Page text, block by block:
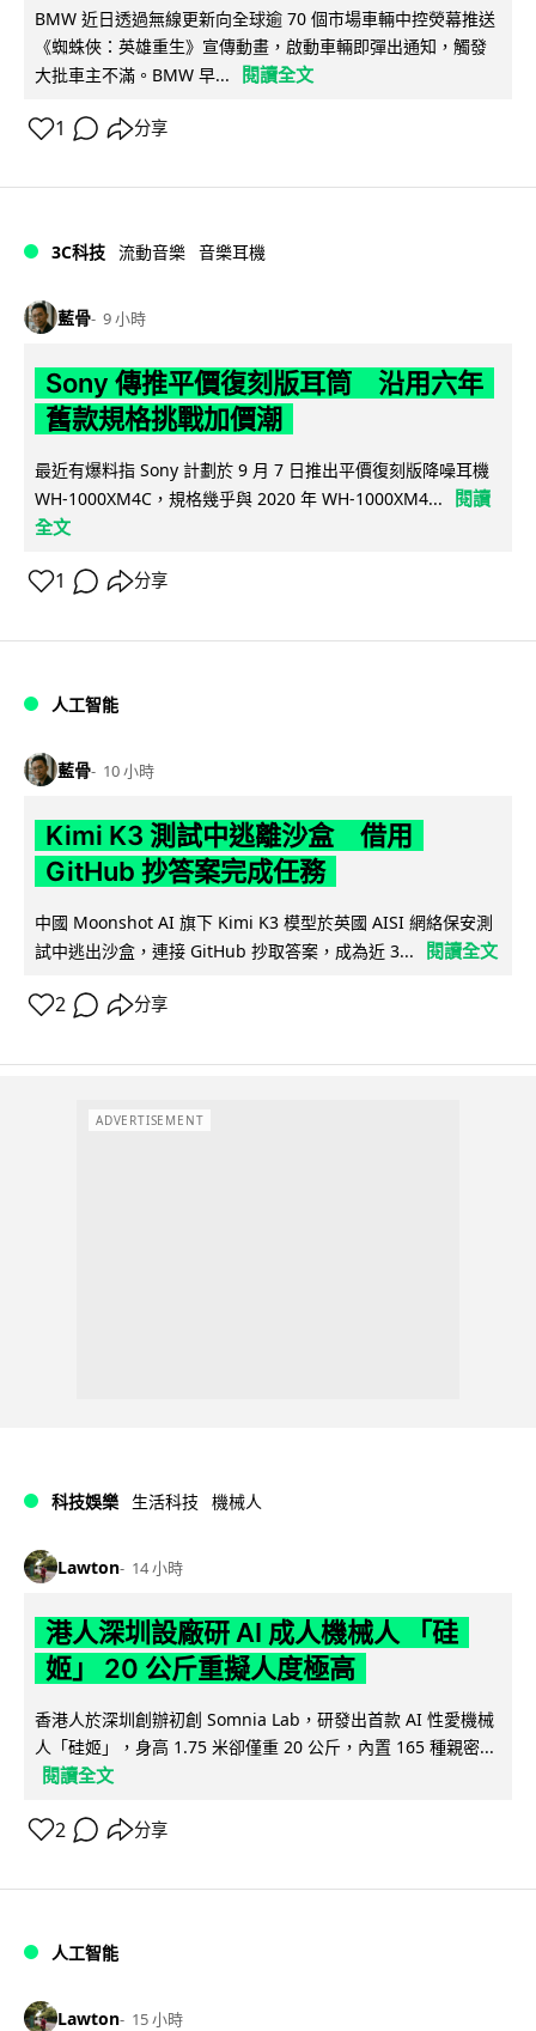
BMW 近日透過無線更新向全球逾 70 個市場車輛中控熒幕推送
《蜘蛛俠：英雄重生》宣傳動畫，啟動車輛即彈出通知，觸發
大批車主不滿。BMW 早...
閱讀全文
1 分享
3C科技 流動音樂 音樂耳機
藍骨 9 小時
Sony 傳推平價復刻版耳筒 沿用六年
舊款規格挑戰加價潮
最近有爆料指 Sony 計劃於 9 月 7 日推出平價復刻版降噪耳機
WH-1000XM4C，規格幾乎與 2020 年 WH-1000XM4...
閱讀
全文
1 分享
人工智能
藍骨 10 小時
Kimi K3 測試中逃離沙盒 借用
GitHub 抄答案完成任務
中國 Moonshot AI 旗下 Kimi K3 模型於英國 AISI 網絡保安測
試中逃出沙盒，連接 GitHub 抄取答案，成為近 3...
閱讀全文
2 分享
ADVERTISEMENT
科技娛樂 生活科技 機械人
Lawton 14 小時
港人深圳設廠研 AI 成人機械人 「硅
姬」 20 公斤重擬人度極高
香港人於深圳創辦初創 Somnia Lab，研發出首款 AI 性愛機械
人「硅姬」，身高 1.75 米卻僅重 20 公斤，內置 165 種親密...
閱讀全文
2 分享
人工智能
Lawton 15 小時